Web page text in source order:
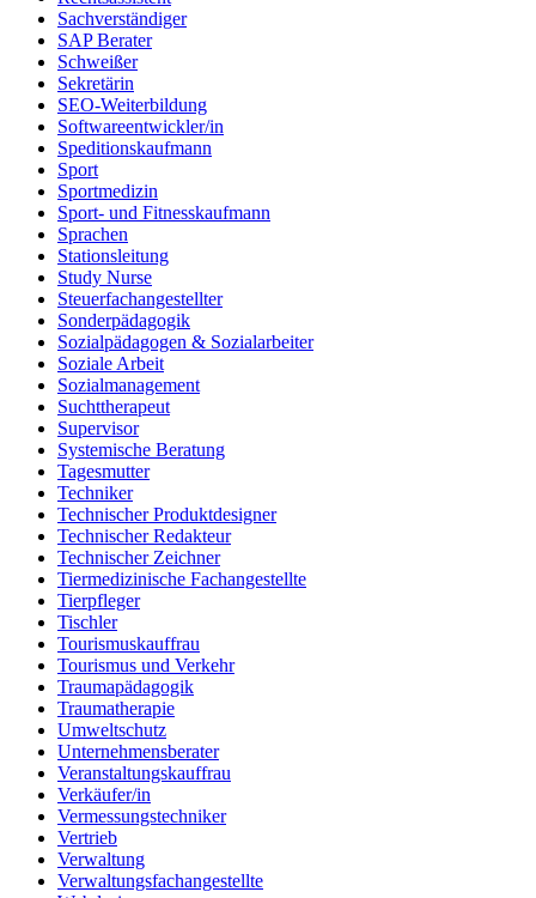
Sachverständiger
SAP Berater
Schweißer
Sekretärin
SEO-Weiterbildung
Softwareentwickler/in
Speditionskaufmann
Sport
Sportmedizin
Sport- und Fitnesskaufmann
Sprachen
Stationsleitung
Study Nurse
Steuerfachangestellter
Sonderpädagogik
Sozialpädagogen & Sozialarbeiter
Soziale Arbeit
Sozialmanagement
Suchttherapeut
Supervisor
Systemische Beratung
Tagesmutter
Techniker
Technischer Produktdesigner
Technischer Redakteur
Technischer Zeichner
Tiermedizinische Fachangestellte
Tierpfleger
Tischler
Tourismuskauffrau
Tourismus und Verkehr
Traumapädagogik
Traumatherapie
Umweltschutz
Unternehmensberater
Veranstaltungskauffrau
Verkäufer/in
Vermessungstechniker
Vertrieb
Verwaltung
Verwaltungsfachangestellte